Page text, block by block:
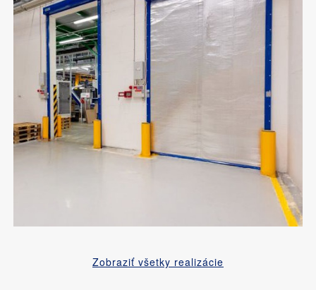
Zobraziť všetky realizácie